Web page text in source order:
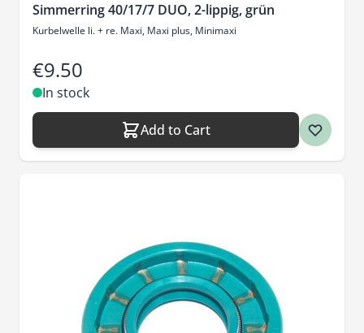
Simmerring 40/17/7 DUO, 2-lippig, grün
Kurbelwelle li. + re. Maxi, Maxi plus, Minimaxi
€9.50
In stock
Add to Cart